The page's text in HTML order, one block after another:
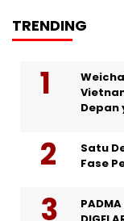
TRENDING
Depan
Satu
Fase
PADMA